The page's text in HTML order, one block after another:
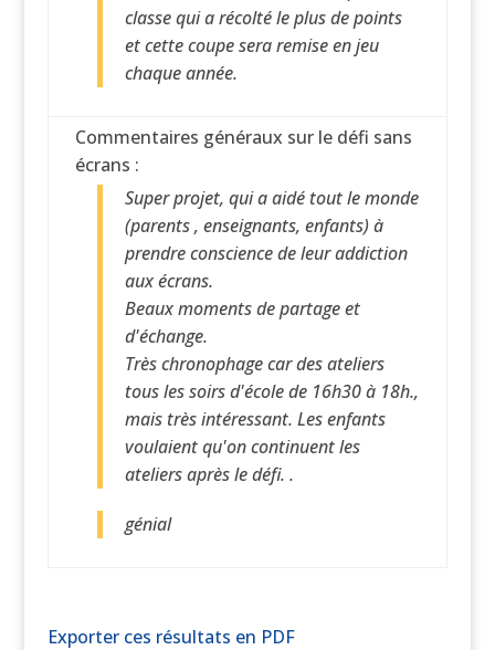
classe qui a récolté le plus de points
et cette coupe sera remise en jeu
chaque année.
Commentaires généraux sur le défi sans
écrans :
Super projet, qui a aidé tout le monde
(parents , enseignants, enfants) à
prendre conscience de leur addiction
aux écrans.
Beaux moments de partage et
d'échange.
Très chronophage car des ateliers
tous les soirs d'école de 16h30 à 18h.,
mais très intéressant. Les enfants
voulaient qu'on continuent les
ateliers après le défi. .
génial
Exporter ces résultats en PDF